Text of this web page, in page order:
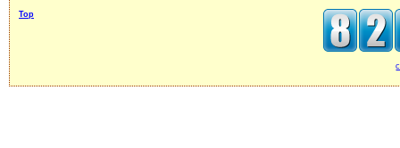
Top